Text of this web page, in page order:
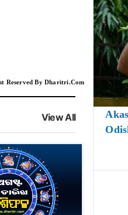
Reserved By Dharitri.Com
View All